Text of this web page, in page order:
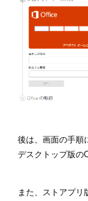
後は、画面の手順
デスクトップ版の
また、ストアプ